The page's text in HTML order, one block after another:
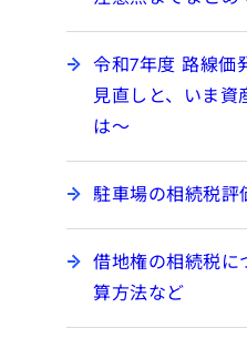
令和7年度 路線価
見直しと、いま資
は～
駐車場の相続税評
借地権の相続税に
算方法など